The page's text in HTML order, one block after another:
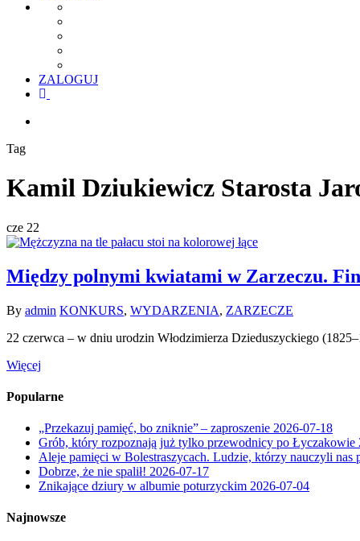
ZALOGUJ
facebook
Tag
Kamil Dziukiewicz Starosta
cze 22
Między polnymi kwiatami w Zarzeczu.
By admin KONKURS, WYDARZENIA, ZARZECZE
22 czerwca – w dniu urodzin Włodzimierza Dzieduszyckiego
Więcej
Popularne
„Przekazuj pamięć, bo zniknie” – zaproszenie 2026-07-18
Grób, który rozpoznają już tylko przewodnicy po Łyczakowie
Aleje pamięci w Bolestraszycach. Ludzie, którzy nauczyli nas
Dobrze, że nie spalił! 2026-07-17
Znikające dziury w albumie poturzyckim 2026-07-04
Najnowsze